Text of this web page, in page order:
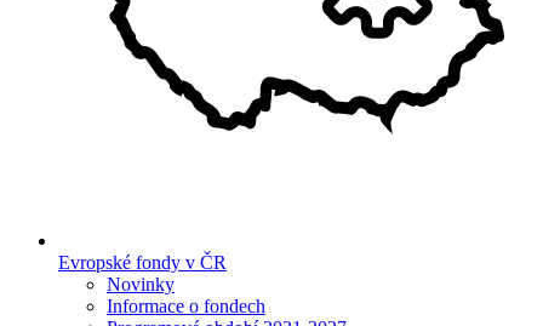
Evropské fondy v ČR
Novinky
Informace o fondech